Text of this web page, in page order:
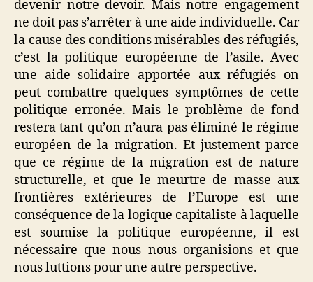
devenir notre devoir. Mais notre engagement
ne doit pas s’arrêter à une aide individuelle. Car
la cause des conditions misérables des réfugiés,
c’est la politique européenne de l’asile. Avec
une aide solidaire apportée aux réfugiés on
peut combattre quelques symptômes de cette
politique erronée. Mais le problème de fond
restera tant qu’on n’aura pas éliminé le régime
européen de la migration. Et justement parce
que ce régime de la migration est de nature
structurelle, et que le meurtre de masse aux
frontières extérieures de l’Europe est une
conséquence de la logique capitaliste à laquelle
est soumise la politique européenne, il est
nécessaire que nous nous organisions et que
nous luttions pour une autre perspective.